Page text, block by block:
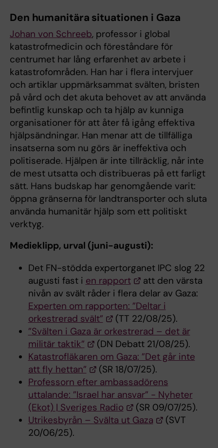
Den humanitära situationen i Gaza
Johan von Schreeb, professor i global
katastrofmedicin och föreståndare för
centrumet har lång erfarenhet av arbete i
katastrofområden. Han har i flera intervjuer
och artiklar uppmärksammat svälten, bristen
på vård och det akuta behovet av att använda
befintlig kunskap och ta hjälp av kunniga
organisationer för att åter få igång effektiva
hjälpsändningar. Han menar att de tillfälliga
insatserna som nu görs är ineffektiva och
politiserade. Hjälpen är inte tillräcklig, når inte
de mest utsatta och distribueras på ett farligt
sätt. Hans budskap har genomgående varit:
öppna gränserna för landtransporter och sluta
använda humanitär hjälp som ett politiskt
verktyg.
Medieklipp, urval (juni-augusti):
Det FN-stödda expertorganet IPC slog 22
augusti fast i en rapport
att den värsta
nivån av svält råder i flera delar av Gaza:
Experten om rapporten: ”Deltar i
orkestrerad svält”
(TT 22/08/25).
”Svälten i Gaza är orkestrerad – det är
militär taktik”
(DN Debatt 21/08/25).
Katastrofläkaren om Gaza: ”Det går inte
att fly hettan”
(SR 18/07/25).
Professorn efter ambassadörens
uttalande: ”Israel har ansvar” - Nyheter
(Ekot) | Sveriges Radio
(SR 09/07/25).
Utrikesbyrån – Svälta ut Gaza
(SVT
20/06/25).